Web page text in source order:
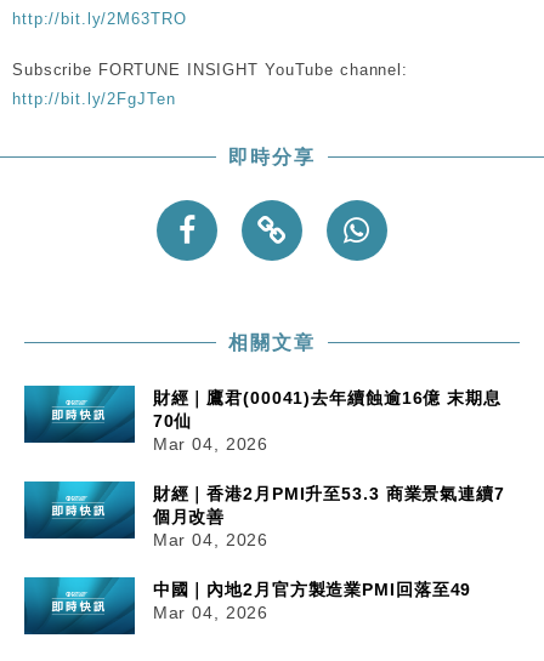
http://bit.ly/2M63TRO
Subscribe FORTUNE INSIGHT YouTube channel:
http://bit.ly/2FgJTen
即時分享
相關文章
財經｜鷹君(00041)去年續蝕逾16億 末期息
70仙
Mar 04, 2026
財經｜香港2月PMI升至53.3 商業景氣連續7
個月改善
Mar 04, 2026
中國｜內地2月官方製造業PMI回落至49
Mar 04, 2026